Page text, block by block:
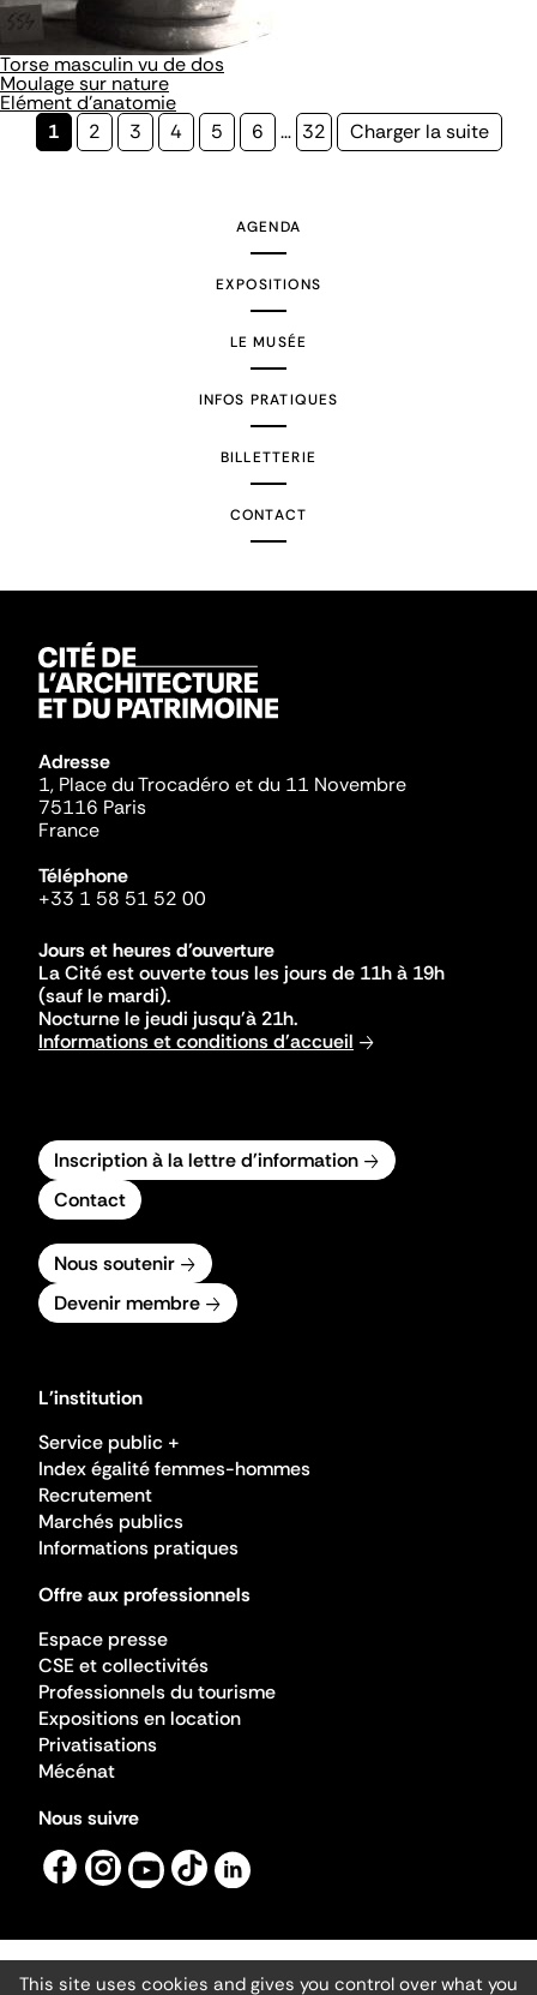
Torse masculin vu de dos
Moulage sur nature
Elément d'anatomie
Page
1 Page
2 Page
3 Page
4 Page
5 Page
6 … Page
32
Page
Charger la suite
AGENDA
EXPOSITIONS
LE MUSÉE
INFOS PRATIQUES
BILLETTERIE
CONTACT
Adresse
1, Place du Trocadéro et du 11 Novembre
75116 Paris
France
Téléphone
+33 1 58 51 52 00
Jours et heures d'ouverture
La Cité est ouverte tous les jours de 11h à 19h
(sauf le mardi).
Nocturne le jeudi jusqu'à 21h.
Informations et conditions d'accueil
Inscription à la lettre d'information
Contact
Nous soutenir
Devenir membre
L'institution
Service public +
Index égalité femmes-hommes
Recrutement
Marchés publics
Informations pratiques
Offre aux professionnels
Espace presse
CSE et collectivités
Professionnels du tourisme
Expositions en location
Privatisations
Mécénat
Nous suivre
Mentions légales
This site uses cookies and gives you control over what you